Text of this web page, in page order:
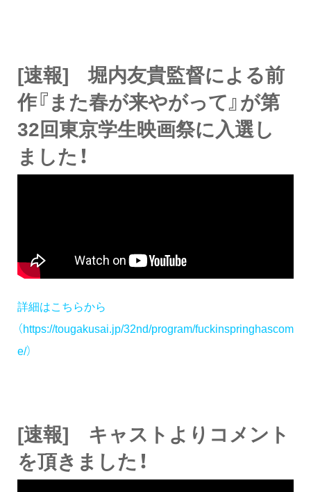
[速報] 堀内友貴監督による前
作『また春が来やがって』が第
32回東京学生映画祭に入選し
ました！
詳細はこちらから
（https://tougakusai.jp/32nd/program/fuckinspringhascom
e/）
[速報] キャストよりコメント
を頂きました！